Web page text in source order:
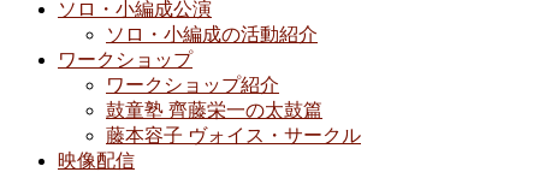
ソロ・小編成公演
ソロ・小編成の活動紹介
ワークショップ
ワークショップ紹介
鼓童塾 齊藤栄一の太鼓篇
藤本容子 ヴォイス・サークル
映像配信